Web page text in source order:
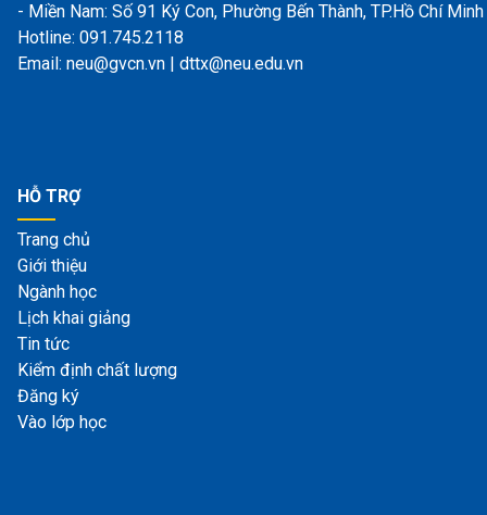
- Miền Nam: Số 91 Ký Con, Phường Bến Thành, TP.Hồ Chí Minh
Hotline: 091.745.2118
Email: neu@gvcn.vn | dttx@neu.edu.vn
HỖ TRỢ
Trang chủ
Giới thiệu
Ngành học
Lịch khai giảng
Tin tức
Kiểm định chất lượng
Đăng ký
Vào lớp học